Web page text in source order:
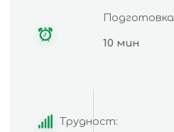
Подготовка
10 мин
Трудност: